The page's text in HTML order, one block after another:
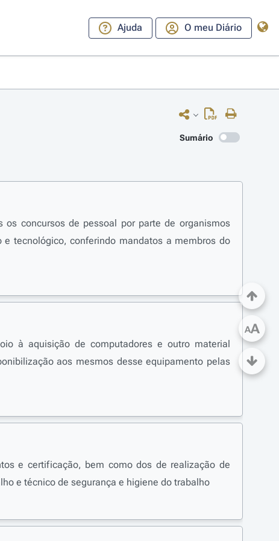
Ajuda O meu Diário
Sumário
concursos de pessoal por parte de organismos
tecnológico, conferindo mandatos a membros do
à aquisição de computadores e outro material
aos mesmos desse equipamento pelas
e certificação, bem como dos de realização de
e técnico de segurança e higiene do trabalho
AA